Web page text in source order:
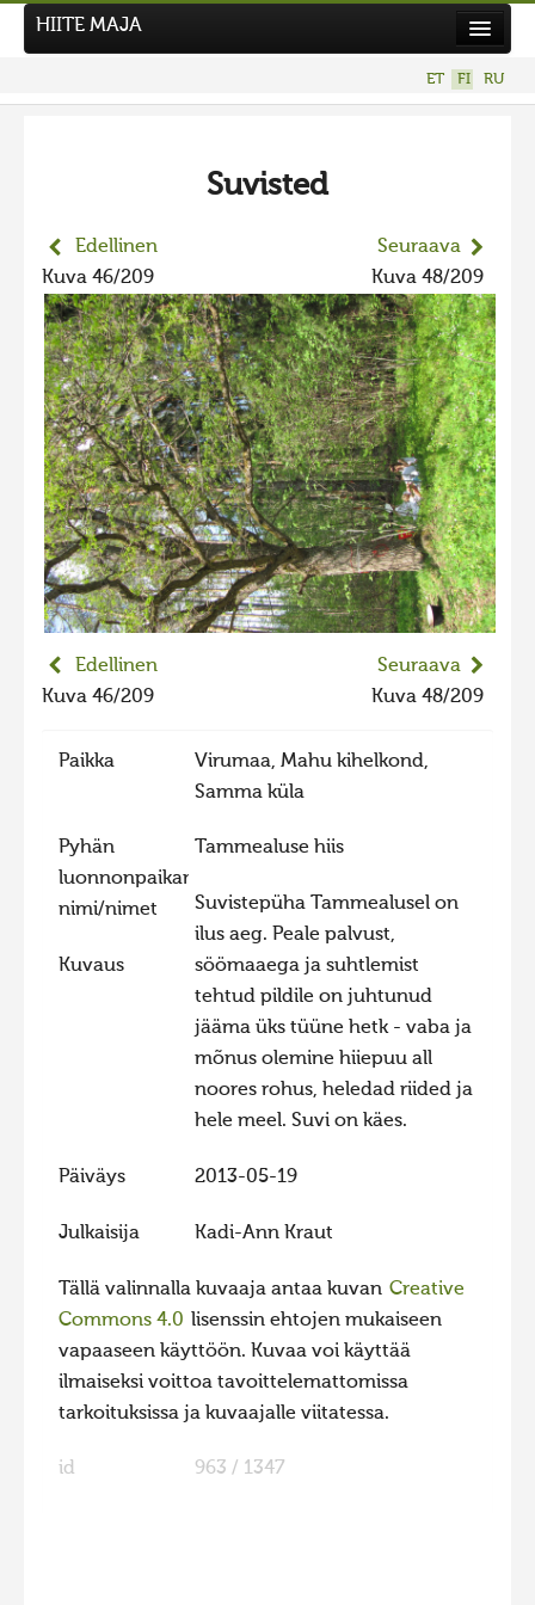
Hiite kuvavõistlus 2026
Hiisien kuvakilpailu 2025
2025 kuvakilpailu lisä
Liikuvad kuvad 2025
Hiisien kuvakilpailu 2024
2024 kuvakilpailu lisä
Liikkuvat kuvat 2024
Hiisien kuvakilpailu 2023
2023 kuvakilpailu lisä
Liikkuvat kuvat 2023
Hiite kuvavõistlus 2022 lisa
Hiite kuvavõistlus 2021
Hiite kuvavõistlus 2020
Liikkuvat kuvat 2020
Hiite kuvavõistlus 2019
Hiite kuvavõistlus 2017
Hiite kuvavõistlus 2016
Hiite kuvavõistlus 2013
Hiite kuvavõistlus 2012
Hiite kuvavõistlus 2010
Hiite kuvavõistlus 2009
HIITE MAJA
ET FI RU
Suvisted
Edellinen
Kuva 46/209
Seuraava
Kuva 48/209
Edellinen
Kuva 46/209
Seuraava
Kuva 48/209
Paikka
Virumaa, Mahu kihelkond,
Samma küla
Pyhän
luonnonpaikan
nimi/nimet
Tammealuse hiis
Kuvaus
Suvistepüha Tammealusel on
ilus aeg. Peale palvust,
söömaaega ja suhtlemist
tehtud pildile on juhtunud
jääma üks tüüne hetk - vaba ja
mõnus olemine hiiepuu all
noores rohus, heledad riided ja
hele meel. Suvi on käes.
Päiväys 2013-05-19
Julkaisija Kadi-Ann Kraut
Tällä valinnalla kuvaaja antaa kuvan Creative
Commons 4.0 lisenssin ehtojen mukaiseen
vapaaseen käyttöön. Kuvaa voi käyttää
ilmaiseksi voittoa tavoittelemattomissa
tarkoituksissa ja kuvaajalle viitatessa.
id 963 / 1347